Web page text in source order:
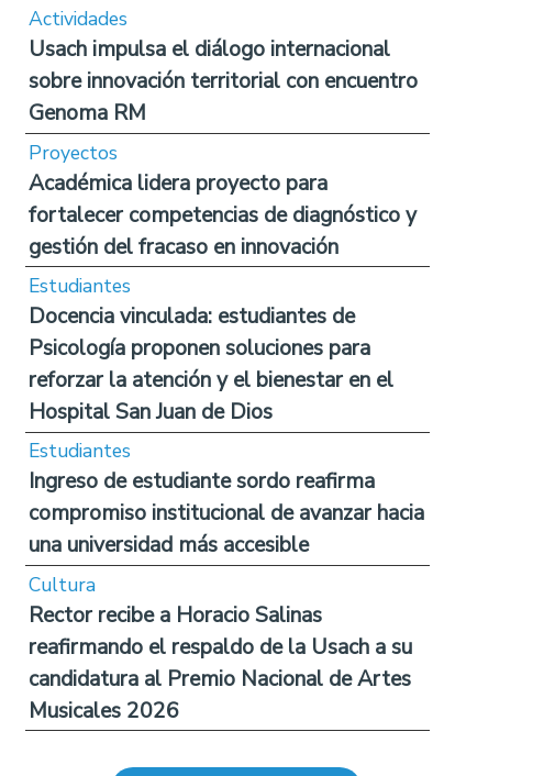
Actividades
Usach impulsa el diálogo internacional
sobre innovación territorial con encuentro
Genoma RM
Proyectos
Académica lidera proyecto para
fortalecer competencias de diagnóstico y
gestión del fracaso en innovación
Estudiantes
Docencia vinculada: estudiantes de
Psicología proponen soluciones para
reforzar la atención y el bienestar en el
Hospital San Juan de Dios
Estudiantes
Ingreso de estudiante sordo reafirma
compromiso institucional de avanzar hacia
una universidad más accesible
Cultura
Rector recibe a Horacio Salinas
reafirmando el respaldo de la Usach a su
candidatura al Premio Nacional de Artes
Musicales 2026